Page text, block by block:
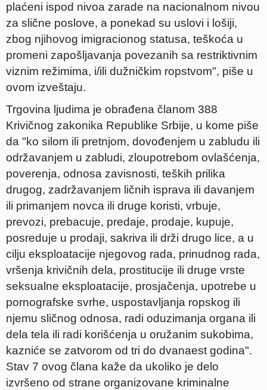
plaćeni ispod nivoa zarade na nacionalnom nivou
za slične poslove, a ponekad su uslovi i lošiji,
zbog njihovog imigracionog statusa, teškoća u
promeni zapošljavanja povezanih sa restriktivnim
viznim režimima, i/ili dužničkim ropstvom", piše u
ovom izveštaju.
Trgovina ljudima je obrađena članom 388
Krivičnog zakonika Republike Srbije, u kome piše
da "ko silom ili pretnjom, dovođenjem u zabludu ili
održavanjem u zabludi, zloupotrebom ovlašćenja,
poverenja, odnosa zavisnosti, teških prilika
drugog, zadržavanjem ličnih isprava ili davanjem
ili primanjem novca ili druge koristi, vrbuje,
prevozi, prebacuje, predaje, prodaje, kupuje,
posreduje u prodaji, sakriva ili drži drugo lice, a u
cilju eksploatacije njegovog rada, prinudnog rada,
vršenja krivičnih dela, prostitucije ili druge vrste
seksualne eksploatacije, prosjačenja, upotrebe u
pornografske svrhe, uspostavljanja ropskog ili
njemu sličnog odnosa, radi oduzimanja organa ili
dela tela ili radi korišćenja u oružanim sukobima,
kazniće se zatvorom od tri do dvanaest godina".
Stav 7 ovog člana kaže da ukoliko je delo
izvršeno od strane organizovane kriminalne